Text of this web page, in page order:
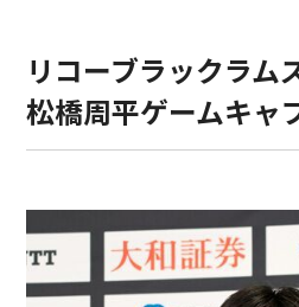
リコーブラックラム
松橋周平ゲームキャ